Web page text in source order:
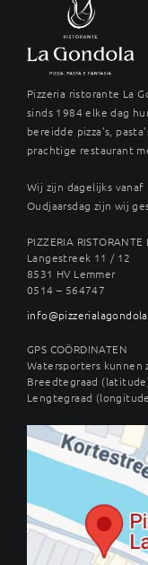
Pizzeria ristorante La
sinds 1984 elke dag
bereidde pizza’s,
prachtige restaurant
Wij zijn dagelijks vanaf
Oudjaarsdag zijn wij
PIZZERIA
Langestreek 11 / 12
8531 HV Lemmer
0514 – 564747
GPS COÖRDINATEN
Watersporters kunnen
Breedtegraad
Lengtegraad